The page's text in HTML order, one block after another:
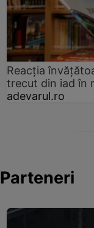
Reacția
trecut din iad în
adevarul.ro
Parteneri